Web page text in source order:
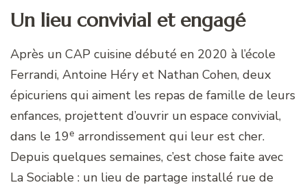
Un lieu convivial et engagé
Après un CAP cuisine débuté en 2020 à l’école
Ferrandi, Antoine Héry et Nathan Cohen, deux
épicuriens qui aiment les repas de famille de leurs
enfances, projettent d’ouvrir un espace convivial,
dans le 19e arrondissement qui leur est cher.
Depuis quelques semaines, c’est chose faite avec
La Sociable : un lieu de partage installé rue de